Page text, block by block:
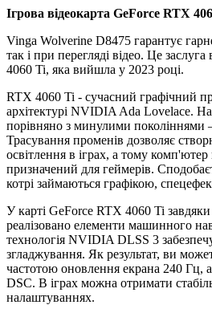
Ігрова відеокарта GeForce RTX
Vinga Wolverine D8475 гарантує
так і при перегляді відео. Це
4060 Ti, яка вийшла у 2023 році.
RTX 4060 Ti - сучасний графічний
архітектурі NVIDIA Ada Lovelace.
порівняно з минулими поколіннями
Трасування променів дозволяє
освітлення в іграх, а тому
призначений для геймерів.
котрі займаються графікою,
У карті GeForce RTX 4060 Ti завдяки
реалізовано елементи машинного
технологія NVIDIA DLSS 3
згладжування. Як результат, ви
частотою оновлення екрана 240 Гц,
DSC. В іграх можна отримати
налаштуваннях.